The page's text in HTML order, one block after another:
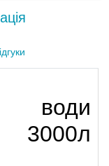
води
3000л